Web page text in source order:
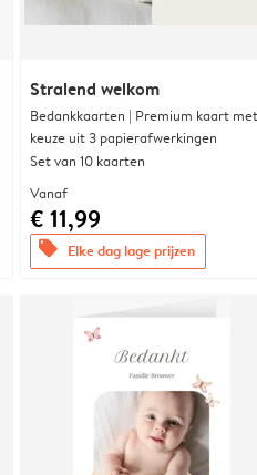
Stralend welkom
Bedankkaarten | Premium kaart met
keuze uit 3 papierafwerkingen
Set van 10 kaarten
Vanaf
€ 11,99
offers Elke dag lage prijzen